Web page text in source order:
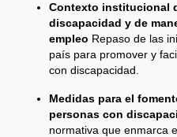
Contexto institucional
discapacidad y de
empleo Repaso de las
país para promover y
con discapacidad.
Medidas para el
personas con
normativa que enmarca